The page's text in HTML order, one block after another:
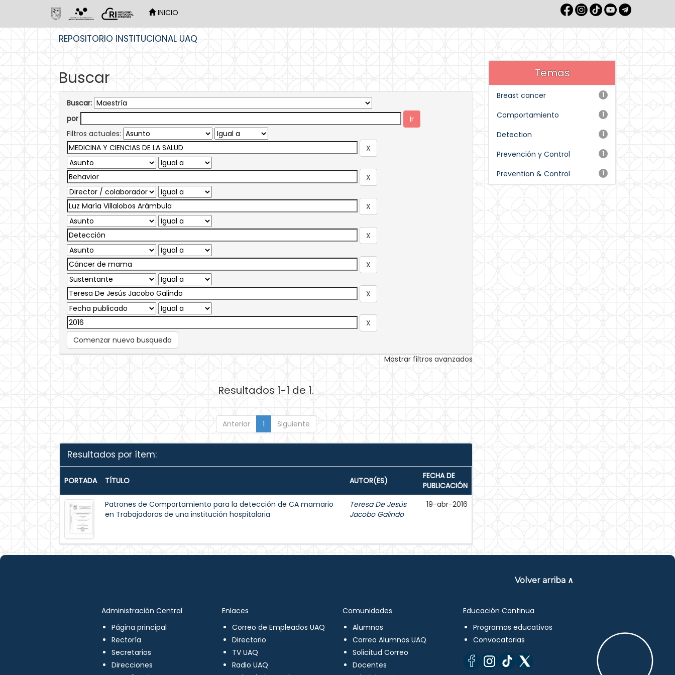
INICIO
REPOSITORIO INSTITUCIONAL UAQ
Buscar
Buscar:
por
Filtros actuales:
Comenzar nueva busqueda
Mostrar filtros avanzados
Resultados 1-1 de 1.
Anterior 1 Siguiente
Resultados por ítem:
PORTADA TÍTULO AUTOR(ES)
FECHA DE
PUBLICACIÓN
Patrones de Comportamiento para la detección de CA mamario
en Trabajadoras de una institución hospitalaria
Teresa De Jesús
Jacobo Galindo
19-abr-2016
Temas
1
Breast cancer
1
Comportamiento
1
Detection
1
Prevención y Control
1
Prevention & Control
Volver arriba ∧
Administración Central
Página principal
Rectoría
Secretarios
Direcciones
Enlaces
Correo de Empleados UAQ
Directorio
TV UAQ
Radio UAQ
Comunidades
Alumnos
Correo Alumnos UAQ
Solicitud Correo
Docentes
Educación Continua
Programas educativos
Convocatorias